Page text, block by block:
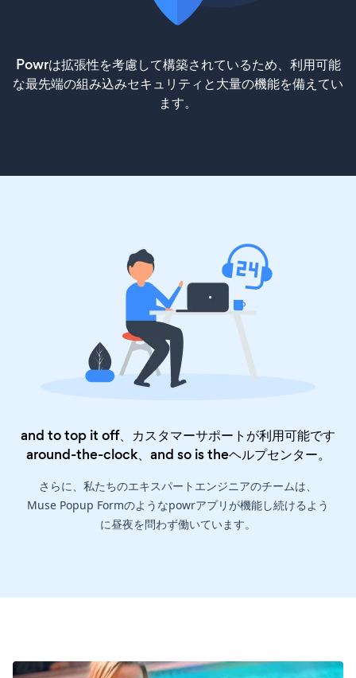
Powrは拡張性を考慮して構築されているため、利用可能
な最先端の組み込みセキュリティと大量の機能を備えてい
ます。
and to top it off、カスタマーサポートが利用可能です
around-the-clock、and so is theヘルプセンター。
さらに、私たちのエキスパートエンジニアのチームは、
Muse Popup Formのようなpowrアプリが機能し続けるよう
に昼夜を問わず働いています。